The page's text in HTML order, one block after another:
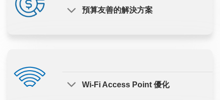
預算友善的解決方案
Wi-Fi Access Point 優化